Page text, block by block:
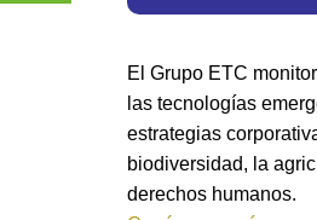
El Grupo ETC
las tecnologías
estrategias
biodiversidad, la
derechos humanos.